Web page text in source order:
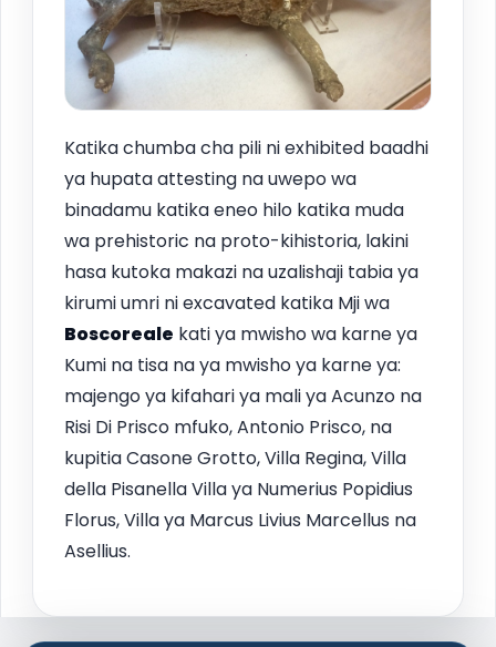
Katika chumba cha pili ni exhibited baadhi
ya hupata attesting na uwepo wa
binadamu katika eneo hilo katika muda
wa prehistoric na proto-kihistoria, lakini
hasa kutoka makazi na uzalishaji tabia ya
kirumi umri ni excavated katika Mji wa
Boscoreale kati ya mwisho wa karne ya
Kumi na tisa na ya mwisho ya karne ya:
majengo ya kifahari ya mali ya Acunzo na
Risi Di Prisco mfuko, Antonio Prisco, na
kupitia Casone Grotto, Villa Regina, Villa
della Pisanella Villa ya Numerius Popidius
Florus, Villa ya Marcus Livius Marcellus na
Asellius.